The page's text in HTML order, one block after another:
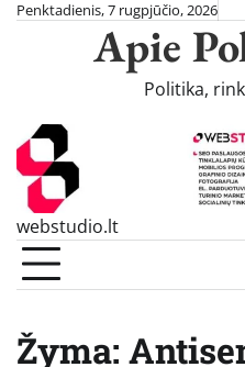
SkipPenktadienis, 7 rugpjūčio, 2026
Apie
Politika,
webstudio.lt
Žyma: